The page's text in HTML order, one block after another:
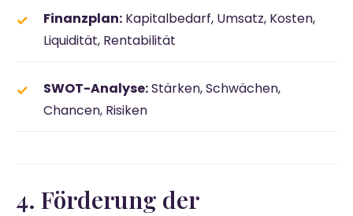
Finanzplan: Kapitalbedarf, Umsatz, Kosten,
Liquidität, Rentabilität
SWOT-Analyse:Stärken, Schwächen,
Chancen, Risiken
4. Förderung der